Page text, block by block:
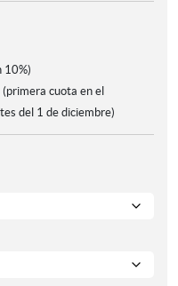
10%)
cuota en el
del 1 de diciembre)